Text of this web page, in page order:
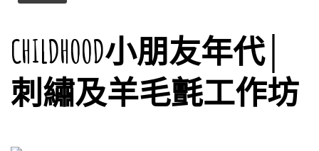
CHILDHOOD小朋友年代│
刺繡及羊毛氈工作坊